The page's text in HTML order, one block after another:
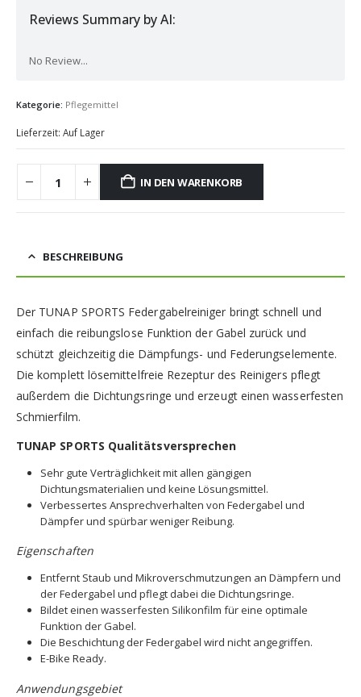
Reviews Summary by AI:
No Review...
Kategorie: Pflegemittel
Lieferzeit: Auf Lager
IN DEN WARENKORB
BESCHREIBUNG
Der TUNAP SPORTS Federgabelreiniger bringt schnell und
einfach die reibungslose Funktion der Gabel zurück und
schützt gleichzeitig die Dämpfungs- und Federungselemente.
Die komplett lösemittelfreie Rezeptur des Reinigers pflegt
außerdem die Dichtungsringe und erzeugt einen wasserfesten
Schmierfilm.
TUNAP SPORTS Qualitätsversprechen
Sehr gute Verträglichkeit mit allen gängigen
Dichtungsmaterialien und keine Lösungsmittel.
Verbessertes Ansprechverhalten von Federgabel und
Dämpfer und spürbar weniger Reibung.
Eigenschaften
Entfernt Staub und Mikroverschmutzungen an Dämpfern und
der Federgabel und pflegt dabei die Dichtungsringe.
Bildet einen wasserfesten Silikonfilm für eine optimale
Funktion der Gabel.
Die Beschichtung der Federgabel wird nicht angegriffen.
E-Bike Ready.
Anwendungsgebiet